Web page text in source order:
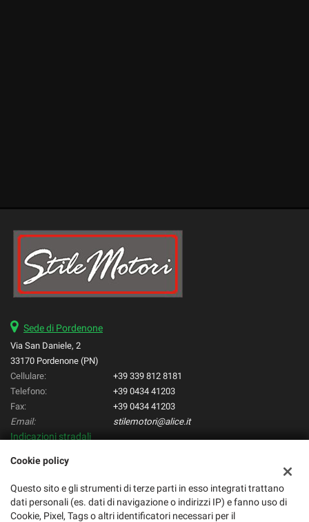
Sede di Pordenone
Via San Daniele, 2
33170 Pordenone (PN)
Cellulare:
+39 339 812 8181
Telefono:
+39 0434 41203
Fax:
+39 0434 41203
Email:
stilemotori@alice.it
Indicazioni stradali
Dati fiscali:
Stilemotori di Varotto Manuele
C.F/P.IVA:01668600933
Cookie policy
Questo sito e gli strumenti di terze parti in esso integrati trattano
dati personali (es. dati di navigazione o indirizzi IP) e fanno uso di
Cookie, Pixel, Tags o altri identificatori necessari per il